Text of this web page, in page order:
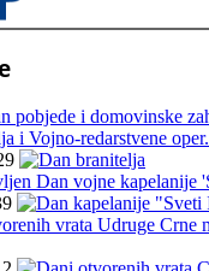
pobjede i domovinske
i Vojno-redarstvene
Dan vojne kapelanije
vrata Udruge Crne